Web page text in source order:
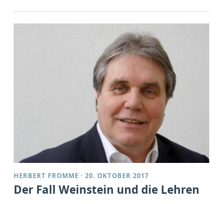
HERBERT FROMME ·20. OKTOBER 2017
Der Fall Weinstein und die Lehren